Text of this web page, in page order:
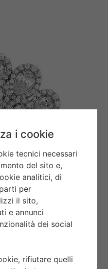
i cookie
tecnici necessari
del sito e,
analitici, di
per
il sito,
e annunci
dei social
rifiutare quelli